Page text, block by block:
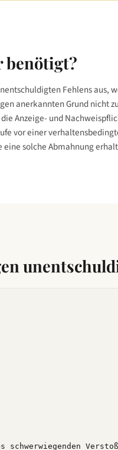
benötigt?
Fehlens aus,
anerkannten Grund nicht
Anzeige- und
vor einer
solche Abmahnung